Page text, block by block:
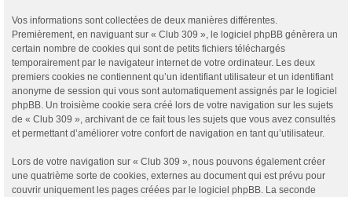
Vos informations sont collectées de deux manières différentes.
Premièrement, en naviguant sur « Club 309 », le logiciel phpBB génèrera un
certain nombre de cookies qui sont de petits fichiers téléchargés
temporairement par le navigateur internet de votre ordinateur. Les deux
premiers cookies ne contiennent qu’un identifiant utilisateur et un identifiant
anonyme de session qui vous sont automatiquement assignés par le logiciel
phpBB. Un troisième cookie sera créé lors de votre navigation sur les sujets
de « Club 309 », archivant de ce fait tous les sujets que vous avez consultés
et permettant d’améliorer votre confort de navigation en tant qu’utilisateur.
Lors de votre navigation sur « Club 309 », nous pouvons également créer
une quatrième sorte de cookies, externes au document qui est prévu pour
couvrir uniquement les pages créées par le logiciel phpBB. La seconde